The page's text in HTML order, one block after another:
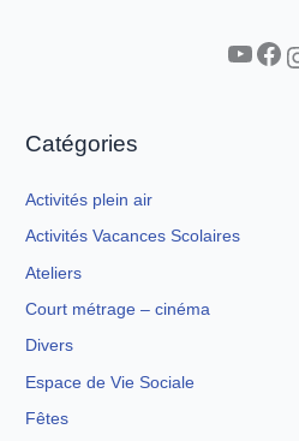
YouTube Facebook
Catégories
Activités plein air
Activités Vacances Scolaires
Ateliers
Court métrage – cinéma
Divers
Espace de Vie Sociale
Fêtes